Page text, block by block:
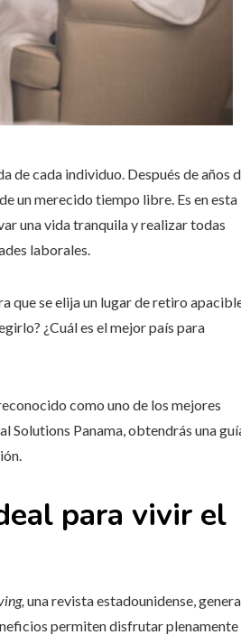
de cada individuo. Después de años
un merecido tiempo libre. Es en esta
una vida tranquila y realizar todas
laborales.
que se elija un lugar de retiro
¿Cuál es el mejor país para
como uno de los mejores
Solutions Panama, obtendrás una
para vivir el
una revista estadounidense, genera
permiten disfrutar plenamente